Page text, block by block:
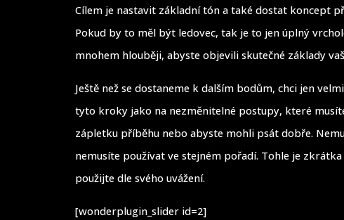
Cílem je nastavit základní tón a také dostat koncept
Pokud by to měl být ledovec, tak je to jen úplný
mnohem hlouběji, abyste objevili skutečné základy
Ještě než se dostaneme k dalším bodům, chci jen
tyto kroky jako na nezměnitelné postupy, které
zápletku příběhu nebo abyste mohli psát dobře.
nemusíte používat ve stejném pořadí. Tohle je
použijte dle svého uvážení.
[wonderplugin_slider id=2]